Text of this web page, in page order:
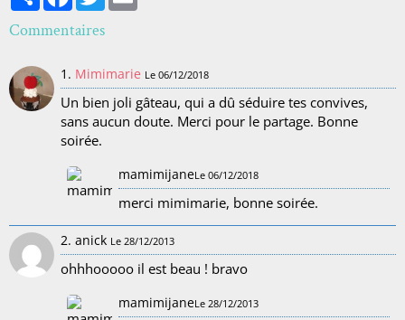
Commentaires
1. Mimimarie Le 06/12/2018
Un bien joli gâteau, qui a dû séduire tes convives,
sans aucun doute. Merci pour le partage. Bonne
soirée.
mamimijaneLe 06/12/2018
merci mimimarie, bonne soirée.
2. anick Le 28/12/2013
ohhhooooo il est beau ! bravo
mamimijaneLe 28/12/2013